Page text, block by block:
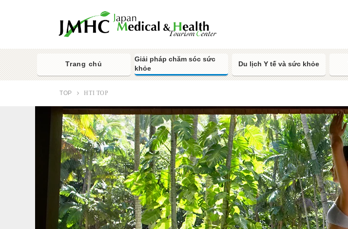
Trang chủ
Giải pháp chăm sóc sức
khỏe
Du lịch Y tế và sức khỏe
TOP HTI TOP